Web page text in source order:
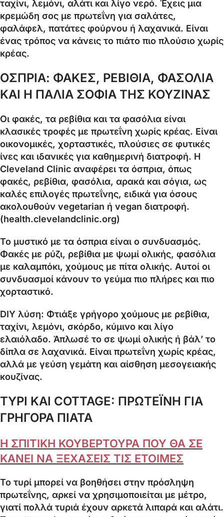
ταχίνι, λεμόνι, αλάτι και λίγο νερό. Έχεις μια
κρεμώδη σος με πρωτεΐνη για σαλάτες,
φαλάφελ, πατάτες φούρνου ή λαχανικά. Είναι
ένας τρόπος να κάνεις το πιάτο πιο πλούσιο χωρίς
κρέας.
ΟΣΠΡΙΑ: ΦΑΚΕΣ, ΡΕΒΙΘΙΑ, ΦΑΣΟΛΙΑ
ΚΑΙ Η ΠΑΛΙΑ ΣΟΦΙΑ ΤΗΣ ΚΟΥΖΙΝΑΣ
Οι φακές, τα ρεβίθια και τα φασόλια είναι
κλασικές τροφές με πρωτεΐνη χωρίς κρέας. Είναι
οικονομικές, χορταστικές, πλούσιες σε φυτικές
ίνες και ιδανικές για καθημερινή διατροφή. Η
Cleveland Clinic αναφέρει τα όσπρια, όπως
φακές, ρεβίθια, φασόλια, αρακά και σόγια, ως
καλές επιλογές πρωτεΐνης, ειδικά για όσους
ακολουθούν vegetarian ή vegan διατροφή.
(health.clevelandclinic.org)
Το μυστικό με τα όσπρια είναι ο συνδυασμός.
Φακές με ρύζι, ρεβίθια με ψωμί ολικής, φασόλια
με καλαμπόκι, χούμους με πίτα ολικής. Αυτοί οι
συνδυασμοί κάνουν το γεύμα πιο πλήρες και πιο
χορταστικό.
DIY λύση: Φτιάξε γρήγορο χούμους με ρεβίθια,
ταχίνι, λεμόνι, σκόρδο, κύμινο και λίγο
ελαιόλαδο. Άπλωσέ το σε ψωμί ολικής ή βάλ’ το
δίπλα σε λαχανικά. Είναι πρωτεΐνη χωρίς κρέας,
αλλά με γεύση γεμάτη και αίσθηση μεσογειακής
κουζίνας.
ΤΥΡΙ ΚΑΙ COTTAGE: ΠΡΩΤΕΪΝΗ ΓΙΑ
ΓΡΗΓΟΡΑ ΠΙΑΤΑ
Η ΣΠΙΤΙΚΗ ΚΟΥΒΕΡΤΟΥΡΑ ΠΟΥ ΘΑ ΣΕ
ΚΑΝΕΙ ΝΑ ΞΕΧΑΣΕΙΣ ΤΙΣ ΕΤΟΙΜΕΣ
Το τυρί μπορεί να βοηθήσει στην πρόσληψη
πρωτεΐνης, αρκεί να χρησιμοποιείται με μέτρο,
γιατί πολλά τυριά έχουν αρκετά λιπαρά και αλάτι.